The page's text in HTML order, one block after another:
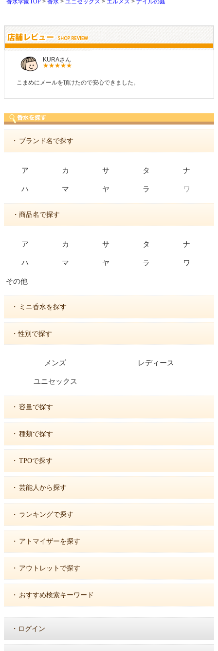
香水学園TOP 香水 ユニセックス エルメス ナイルの庭
さん
ルを頂けたので安心できました。
・ ブランド名で探す
ア カ サ タ ナ
ハ マ ヤ ラ ワ
・商品名で探す
ア カ サ タ ナ
ハ マ ヤ ラ ワ
その他
・ ミニ香水を探す
・性別で探す
メンズ レディース
ユニセックス
・ 容量で探す
・ 種類で探す
・ TPOで探す
・ 芸能人から探す
・ ランキングで探す
・ アトマイザーを探す
・ アウトレットで探す
・ おすすめ検索キーワード
・ ログイン